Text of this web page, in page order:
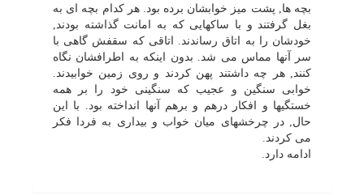
بچه ها, پشت میز خوابشان برده بود. هر کدام بچه اى به
بغل گرفتند و با ساکهایى که به امانت گذاشته بودند,
خودشان را به اتاق رساندند. اتاقى که سقفش گاهى با
سر آنها مماس مى شد. بدون اینکه به اطرافشان نگاه
کنند, هر چه داشتند پهن کردند و روى زمین خوابیدند.
خوابى سنگین و عجیب که سنگینى خود را بر همه
خستگیها و افکار درهم و برهم آنها انداخته بود. با این
حال, در چرخشهاى میان خواب و بیدارى به فردا فکر
مى کردند.
ادامه دارد.